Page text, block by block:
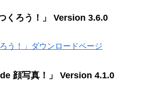
くろう！」 Version 3.6.0
う！」ダウンロードページ
de 顔写真！」 Version 4.1.0